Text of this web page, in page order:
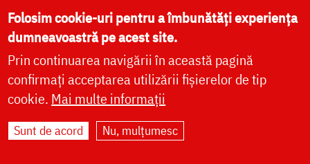
DONEAZĂ ONLINE PENTRU CATEDRALA NAȚIONALĂ
LIVE
Site dezvoltat deDOXOLOGIA MEDIA
Arhiepiscopia Iașilor | ©
Folosim cookie-uri pentru a îmbunătăți experiența
dumneavoastră pe acest site.
Prin continuarea navigării în această pagină
confirmați acceptarea utilizării fișierelor de tip
cookie. Mai multe informații
Sunt de acord Nu, mulțumesc